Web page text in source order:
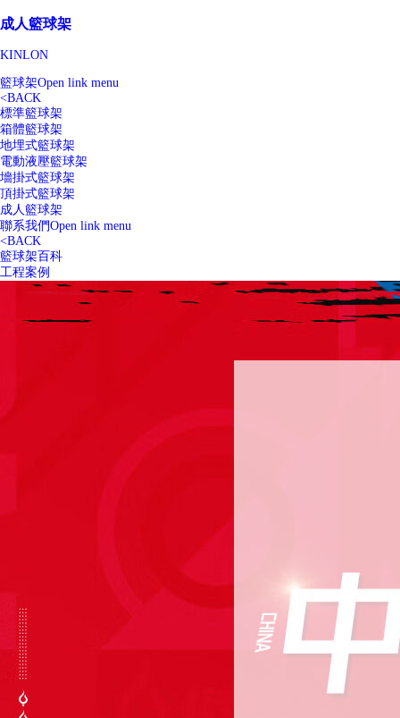
成人籃球架
KINLON
籃球架Open link menu
<BACK
標準籃球架
箱體籃球架
地埋式籃球架
電動液壓籃球架
墻掛式籃球架
頂掛式籃球架
成人籃球架
聯系我們Open link menu
<BACK
籃球架百科
工程案例